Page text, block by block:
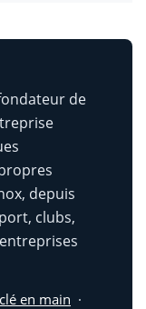
de
depuis
clubs,
en main ·